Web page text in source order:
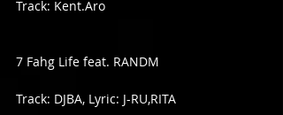
Track: Kent.Aro
7 Fahg Life feat. RANDM
Track: DJBA, Lyric: J-RU,RITA